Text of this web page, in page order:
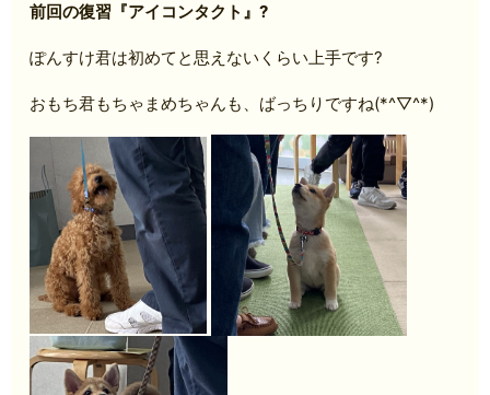
前回の復習『アイコンタクト』?
ぽんすけ君は初めてと思えないくらい上手です?
おもち君もちゃまめちゃんも、ばっちりですね(*^▽^*)